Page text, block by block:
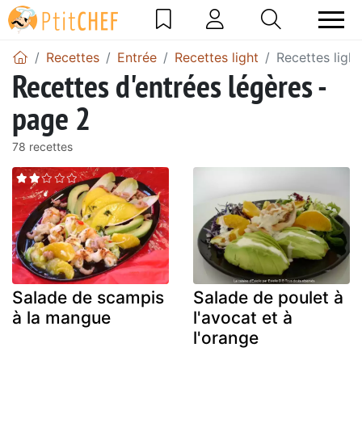
Recettes Entrée Recettes light Recettes
Recettes d'entrées légères -
page 2
78 recettes
Salade de scampis
à la mangue
Salade de poulet à
l'avocat et à
l'orange